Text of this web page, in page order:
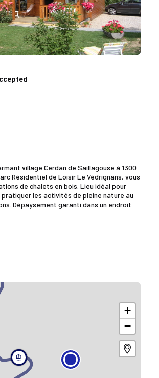
village Cerdan de Saillagouse à 1300
Résidentiel de Loisir Le Védrignans, vous
de chalets en bois. Lieu idéal pour
pratiquer les activités de pleine nature au
Dépaysement garanti dans un endroit
+
−